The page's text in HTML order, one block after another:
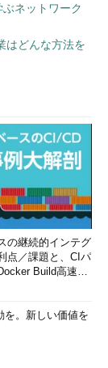
ネットワーク
はどんな方法を
の継続的インテグ
点／課題と、CIパ
Build高速化
を。新しい価値を